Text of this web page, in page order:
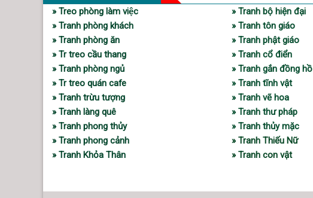
» Treo phòng làm việc
» Tranh phòng khách
» Tranh phòng ăn
» Tr treo cầu thang
» Tranh phòng ngủ
» Tr treo quán cafe
» Tranh trừu tượng
» Tranh làng quê
» Tranh phong thủy
» Tranh phong cảnh
» Tranh Khỏa Thân
» Tranh bộ hiện đại
» Tranh tôn giáo
» Tranh phật giáo
» Tranh cổ điển
» Tranh gắn đồng hồ
» Tranh tĩnh vật
» Tranh vẽ hoa
» Tranh thư pháp
» Tranh thủy mặc
» Tranh Thiếu Nữ
» Tranh con vật